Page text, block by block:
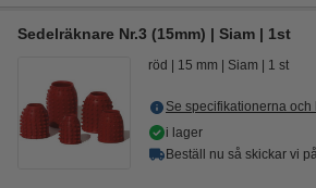
Sedelräknare Nr.3 (15mm) | Siam | 1st
röd 15 mm Siam 1 st
Se specifikationerna och
i lager
Beställ nu så skickar vi